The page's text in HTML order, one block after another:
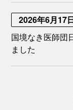
2026年6月17
国境なき医師団
ました